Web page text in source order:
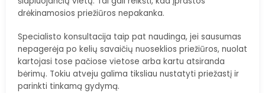
drėkinamosios priežiūros nepakanka.
Specialisto konsultacija taip pat naudinga, jei sausumas
nepagerėja po kelių savaičių nuoseklios priežiūros, nuolat
kartojasi tose pačiose vietose arba kartu atsiranda
bėrimų. Tokiu atveju galima tiksliau nustatyti priežastį ir
parinkti tinkamą gydymą.